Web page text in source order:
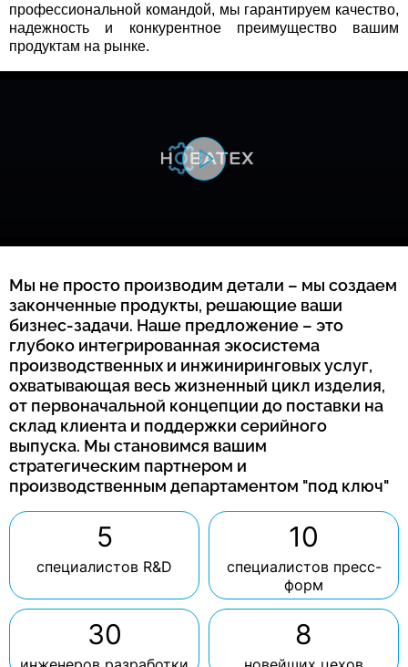
профессиональной командой, мы гарантируем качество,
надежность и конкурентное преимущество вашим
продуктам на рынке.
Мы не просто производим детали – мы создаем
законченные продукты, решающие ваши
бизнес-задачи. Наше предложение – это
глубоко интегрированная экосистема
производственных и инжиниринговых услуг,
охватывающая весь жизненный цикл изделия,
от первоначальной концепции до поставки на
склад клиента и поддержки серийного
выпуска. Мы становимся вашим
стратегическим партнером и
производственным департаментом "под ключ"
5
специалистов R&D
10
специалистов пресс-
форм
30 8